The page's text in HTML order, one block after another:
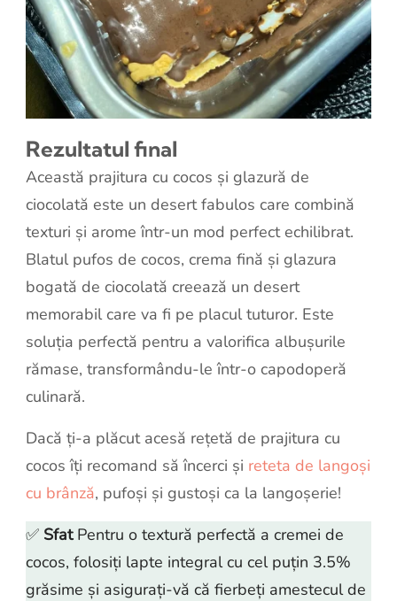
Rezultatul final
Această prajitura cu cocos și glazură de
ciocolată este un desert fabulos care combină
texturi și arome într-un mod perfect echilibrat.
Blatul pufos de cocos, crema fină și glazura
bogată de ciocolată creează un desert
memorabil care va fi pe placul tuturor. Este
soluția perfectă pentru a valorifica albușurile
rămase, transformându-le într-o capodoperă
culinară.
Dacă ți-a plăcut acesă rețetă de prajitura cu
cocos îți recomand să încerci și reteta de langoși
cu brânză, pufoși și gustoși ca la langoșerie!
✅ SfatPentru o textură perfectă a cremei de
cocos, folosiți lapte integral cu cel puțin 3.5%
grăsime și asigurați-vă că fierbeți amestecul de